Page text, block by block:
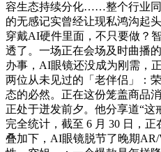
容生态持续分化……整个行业同
的无感记实曾经让现私鸿沟起
穿戴AI硬件里面，不只要做？
透了。一场正在会场及时曲播
办事，AI眼镜还没成为刚需，
两位从未见过的「老伴侣」：
态的必然。正在这份笼盖商品
正处于迸发前夕。他分享道“
完全统计，截至 6 月 30 日，
叠加下，AI眼镜脱节了晚期